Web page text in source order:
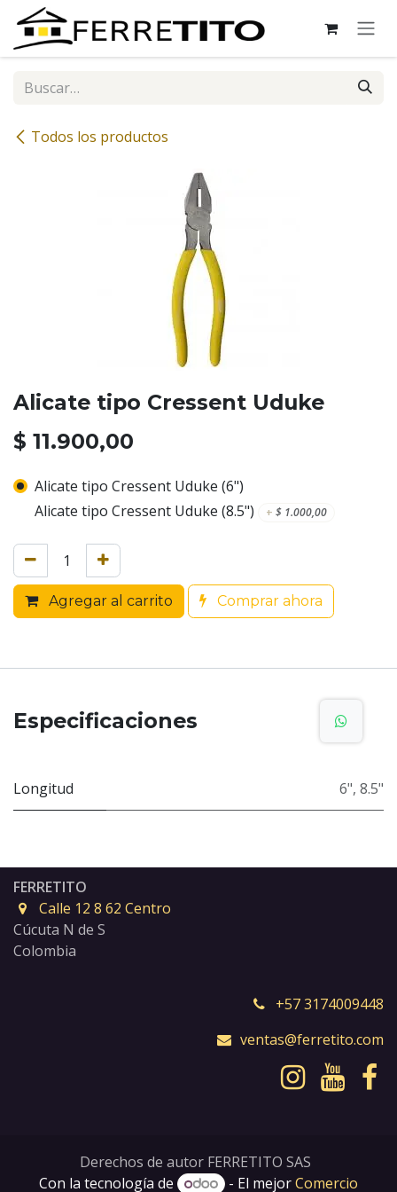
Ir al contenido
Todos los productos
Alicate tipo Cressent Uduke
$ 11.900,00
Alicate tipo Cressent Uduke (6")
Alicate tipo Cressent Uduke (8.5")
+ $ 1.000,00
Agregar al carrito Comprar ahora
Especificaciones
Longitud 6", 8.5"
FERRETITO
Calle 12 8 62 Centro
Cúcuta N de S
Colombia
+57 3174009448
ventas@ferretito.com
Derechos de autor FERRETITO SAS
Con la tecnología de
- El mejorComercio